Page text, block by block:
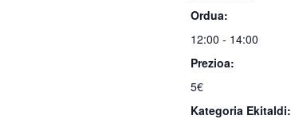
Ordua:
12:00 - 14:00
Prezioa:
5€
Kategoria Ekitaldi: